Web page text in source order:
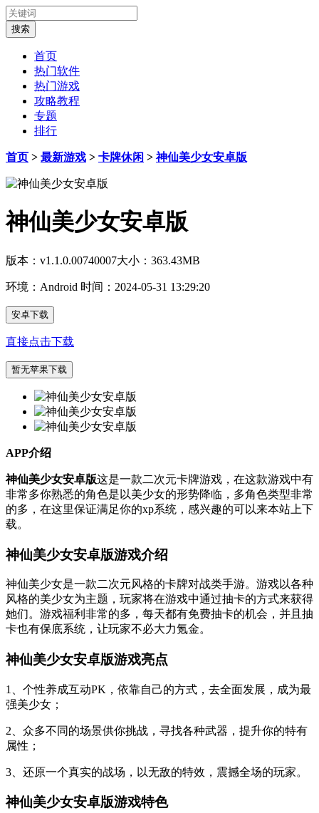
首页
热门软件
热门游戏
攻略教程
专题
排行
首页 > 最新游戏 > 卡牌休闲 >神仙美少女安卓版
神仙美少女安卓版
版本：v1.1.0.00740007大小：363.43MB
环境：Android 时间：2024-05-31 13:29:20
安卓下载
直接点击下载
暂无苹果下载
APP介绍
神仙美少女安卓版这是一款二次元卡牌游戏，在这款游戏中有
非常多你熟悉的角色是以美少女的形势降临，多角色类型非常
的多，在这里保证满足你的xp系统，感兴趣的可以来本站上下
载。
神仙美少女安卓版游戏介绍
神仙美少女是一款二次元风格的卡牌对战类手游。游戏以各种
风格的美少女为主题，玩家将在游戏中通过抽卡的方式来获得
她们。游戏福利非常的多，每天都有免费抽卡的机会，并且抽
卡也有保底系统，让玩家不必大力氪金。
神仙美少女安卓版游戏亮点
1、个性养成互动PK，依靠自己的方式，去全面发展，成为最
强美少女；
2、众多不同的场景供你挑战，寻找各种武器，提升你的特有
属性；
3、还原一个真实的战场，以无敌的特效，震撼全场的玩家。
神仙美少女安卓版游戏特色